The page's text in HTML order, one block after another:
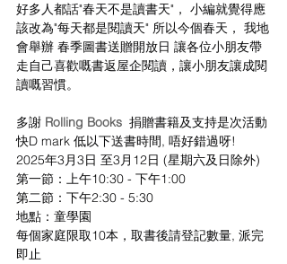
好多人都話"春天不是讀書天"， 小編就覺得應
該改為"每天都是閱讀天" 所以今個春天， 我地
會舉辦 春季圖書送贈開放日 讓各位小朋友帶
走自己喜歡嘅書返屋企閱讀，讓小朋友讓成閱
讀嘅習慣。
多謝 Rolling Books 捐贈書籍及支持是次活動
快D mark 低以下送書時間, 唔好錯過呀!
2025年3月3日 至3月12日 (星期六及日除外)
第一節：上午10:30 - 下午1:00
第二節：下午2:30 - 5:30
地點：童學園
每個家庭限取10本，取書後請登記數量, 派完
即止